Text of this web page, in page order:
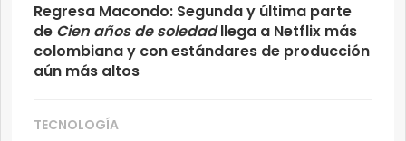
Regresa Macondo: Segunda y última parte
de Cien años de soledadllega a Netflix más
colombiana y con estándares de producción
aún más altos
TECNOLOGÍA